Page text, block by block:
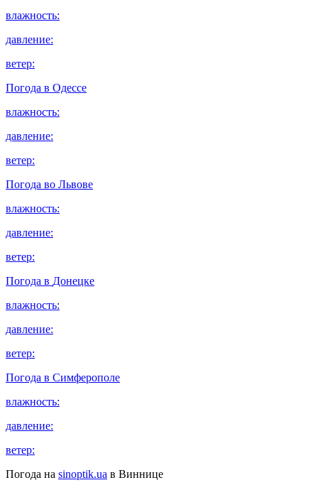
влажность:
давление:
ветер:
Погода в Одессе
влажность:
давление:
ветер:
Погода во Львове
влажность:
давление:
ветер:
Погода в Донецке
влажность:
давление:
ветер:
Погода в Симферополе
влажность:
давление:
ветер:
Погода на sinoptik.ua в Виннице